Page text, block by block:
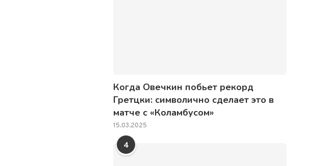
Когда Овечкин побьет рекорд
Гретцки: символично сделает это в
матче с «Коламбусом»
15.03.2025
4